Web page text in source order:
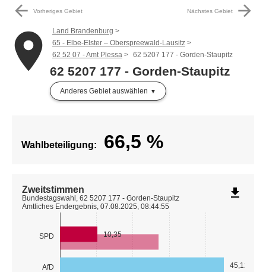
arrow_back Vorheriges Gebiet Nächstes Gebiet arrow_forward
place
Land Brandenburg
65 - Elbe-Elster – Oberspreewald-Lausitz
62 52 07 - Amt Plessa
62 5207 177 - Gorden-Staupitz
62 5207 177 - Gorden-Staupitz
Anderes Gebiet auswählen
Wahlbeteiligung: 66,5 %
SPD
AfD
10,35
45,12
Zweitstimmen
Bundestagswahl, 62 5207 177 - Gorden-Staupitz
Amtliches Endergebnis, 07.08.2025, 08:44:55
file_download